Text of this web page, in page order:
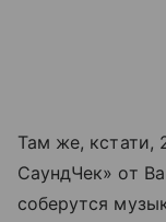
Там же, кстати,
СаундЧек» от
соберутся